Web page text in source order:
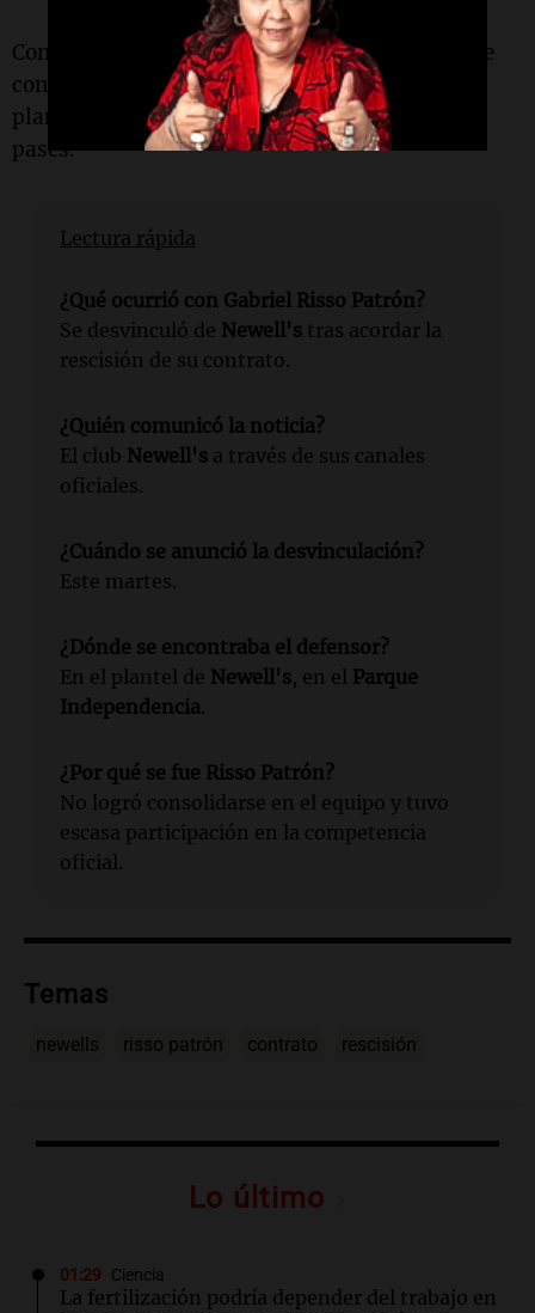
Con la rescisión ya formalizada,Risso Patrón
se
convierte en una de las bajas confirmadas del
plantel rojinegro durante el actual mercado de
pases.
Lectura rápida
¿Qué ocurrió con Gabriel Risso Patrón?
Se desvinculó de Newell's tras acordar la
rescisión de su contrato.
¿Quién comunicó la noticia?
El club Newell's a través de sus canales
oficiales.
¿Cuándo se anunció la desvinculación?
Este martes.
¿Dónde se encontraba el defensor?
En el plantel de Newell's, en el Parque
Independencia.
¿Por qué se fue Risso Patrón?
No logró consolidarse en el equipo y tuvo
escasa participación en la competencia
oficial.
Temas
newells risso patrón contrato rescisión
Lo último
01:29 Ciencia
La fertilización podría depender del trabajo en